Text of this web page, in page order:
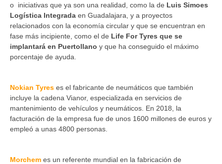
o iniciativas que ya son una realidad, como la de Luis Simoes
Logística Integrada en Guadalajara, y a proyectos
relacionados con la economía circular y que se encuentran en
fase más incipiente, como el de Life For Tyres que se
implantará en Puertollano y que ha conseguido el máximo
porcentaje de ayuda.
Nokian Tyres es el fabricante de neumáticos que también
incluye la cadena Vianor, especializada en servicios de
mantenimiento de vehículos y neumáticos. En 2018, la
facturación de la empresa fue de unos 1600 millones de euros y
empleó a unas 4800 personas.
Morchem es un referente mundial en la fabricación de